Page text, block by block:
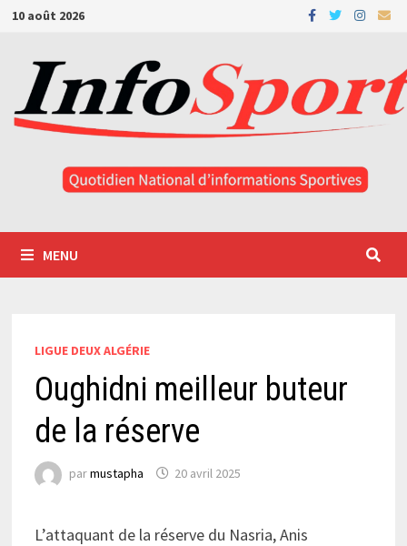
Passer
contenu
10 août 2026
MENU
LIGUE DEUX ALGÉRIE
Oughidni meilleur buteur
de la réserve
parmustapha 20 avril 2025
L’attaquant de la réserve du Nasria, Anis